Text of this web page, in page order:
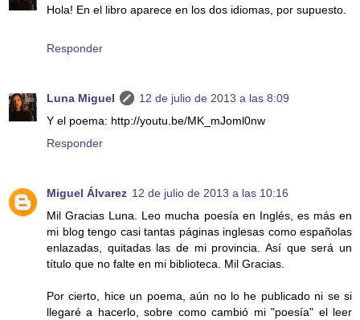
Hola! En el libro aparece en los dos idiomas, por supuesto.
Responder
Luna Miguel
12 de julio de 2013 a las 8:09
Y el poema: http://youtu.be/MK_mJoml0nw
Responder
Miguel Álvarez 12 de julio de 2013 a las 10:16
Mil Gracias Luna. Leo mucha poesía en Inglés, es más en
mi blog tengo casi tantas páginas inglesas como españolas
enlazadas, quitadas las de mi provincia. Así que será un
título que no falte en mi biblioteca. Mil Gracias.
Por cierto, hice un poema, aún no lo he publicado ni se si
llegaré a hacerlo, sobre como cambió mi "poesía" el leer